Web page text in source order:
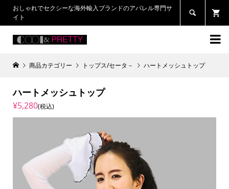
おしゃれでセクシーな海外輸入ブランドのアパレル専門サ
イト


商品カテゴリー トップス/セータ－ ハートメッシュトップ
ハートメッシュトップ
¥5,280(税込)